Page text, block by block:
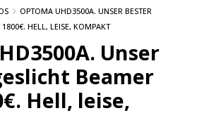
Beratung & Service
OPTOMA UHD3500A. UNSER BESTER
HELL, LEISE, KOMPAKT
Unser
Beamer
Hell, leise,